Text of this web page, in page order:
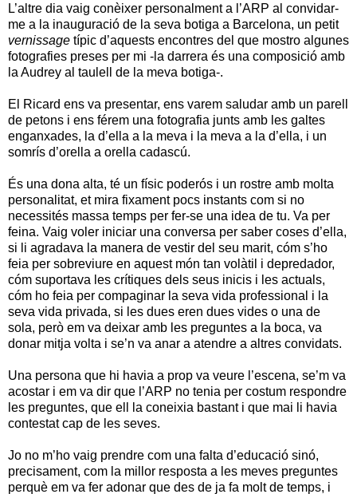
L’altre dia vaig conèixer personalment a l’ARP al convidar-
me a la inauguració de la seva botiga a Barcelona, un petit
vernissage típic d’aquests encontres del que mostro algunes
fotografies preses per mi -la darrera és una composició amb
la Audrey al taulell de la meva botiga-.
El Ricard ens va presentar, ens varem saludar amb un parell
de petons i ens férem una fotografia junts amb les galtes
enganxades, la d’ella a la meva i la meva a la d’ella, i un
somrís d’orella a orella cadascú.
És una dona alta, té un físic poderós i un rostre amb molta
personalitat, et mira fixament pocs instants com si no
necessités massa temps per fer-se una idea de tu. Va per
feina. Vaig voler iniciar una conversa per saber coses d’ella,
si li agradava la manera de vestir del seu marit, cóm s’ho
feia per sobreviure en aquest món tan volàtil i depredador,
cóm suportava les crítiques dels seus inicis i les actuals,
cóm ho feia per compaginar la seva vida professional i la
seva vida privada, si les dues eren dues vides o una de
sola, però em va deixar amb les preguntes a la boca, va
donar mitja volta i se’n va anar a atendre a altres convidats.
Una persona que hi havia a prop va veure l’escena, se’m va
acostar i em va dir que l’ARP no tenia per costum respondre
les preguntes, que ell la coneixia bastant i que mai li havia
contestat cap de les seves.
Jo no m’ho vaig prendre com una falta d’educació sinó,
precisament, com la millor resposta a les meves preguntes
perquè em va fer adonar que des de ja fa molt de temps, i